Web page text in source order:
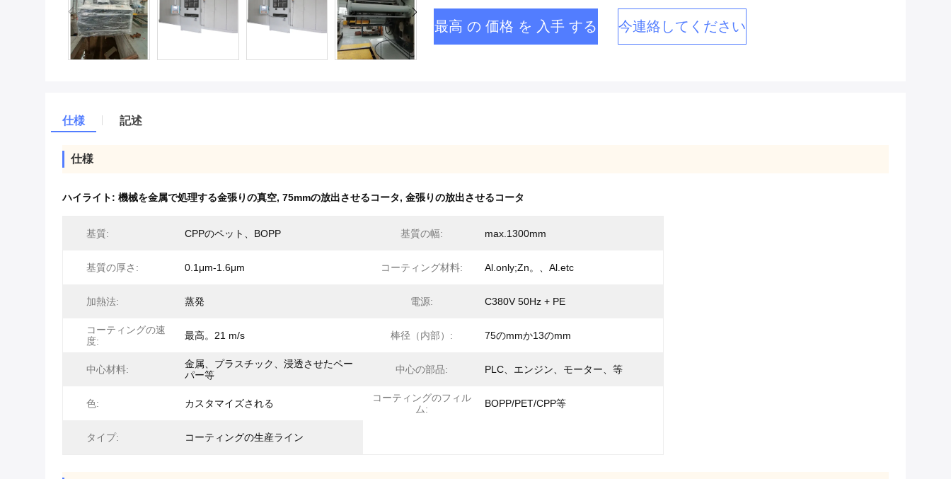
最高 の 価格 を 入手 する 今連絡してください
仕様 記述
仕様
ハイライト: 機械を金属で処理する金張りの真空, 75mmの放出させるコータ, 金張りの放出させるコータ
基質: CPPのペット、BOPP 基質の幅: max.1300mm
基質の厚さ: 0.1μm-1.6μm コーティング材料: Al.only;Zn。、Al.etc
加熱法: 蒸発 電源: C380V 50Hz + PE
コーティングの速
度:
最高。21 m/s 棒径（内部）: 75のmmか13のmm
中心材料:
金属、プラスチック、浸透させたペー
パー等
中心の部品: PLC、エンジン、モーター、等
色: カスタマイズされる
コーティングのフィル
ム:
BOPP/PET/CPP等
タイプ: コーティングの生産ライン